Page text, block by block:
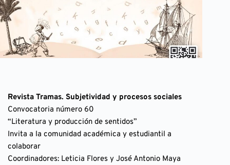
Revista Tramas. Subjetividad y procesos sociales
Convocatoria número 60
“Literatura y producción de sentidos”
Invita a la comunidad académica y estudiantil a
colaborar
Coordinadores: Leticia Flores y José Antonio Maya